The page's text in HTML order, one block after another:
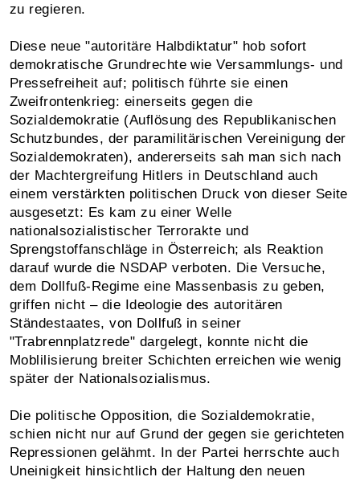
zu regieren.
Diese neue "autoritäre Halbdiktatur" hob sofort
demokratische Grundrechte wie Versammlungs- und
Pressefreiheit auf; politisch führte sie einen
Zweifrontenkrieg: einerseits gegen die
Sozialdemokratie (Auflösung des Republikanischen
Schutzbundes, der paramilitärischen Vereinigung der
Sozialdemokraten), andererseits sah man sich nach
der Machtergreifung Hitlers in Deutschland auch
einem verstärkten politischen Druck von dieser Seite
ausgesetzt: Es kam zu einer Welle
nationalsozialistischer Terrorakte und
Sprengstoffanschläge in Österreich; als Reaktion
darauf wurde die NSDAP verboten. Die Versuche,
dem Dollfuß-Regime eine Massenbasis zu geben,
griffen nicht – die Ideologie des autoritären
Ständestaates, von Dollfuß in seiner
"Trabrennplatzrede" dargelegt, konnte nicht die
Moblilisierung breiter Schichten erreichen wie wenig
später der Nationalsozialismus.
Die politische Opposition, die Sozialdemokratie,
schien nicht nur auf Grund der gegen sie gerichteten
Repressionen gelähmt. In der Partei herrschte auch
Uneinigkeit hinsichtlich der Haltung den neuen